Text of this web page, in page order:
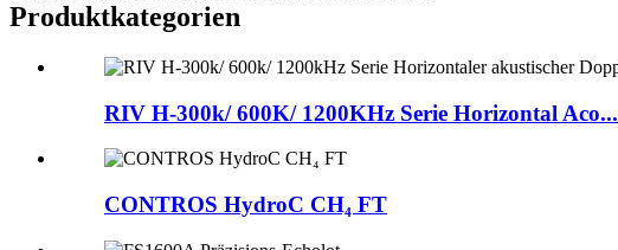
Produktkategorien
RIV H-300k/ 600K/ 1200KHz Serie Horizontal Aco...
CONTROS HydroC CH₄ FT